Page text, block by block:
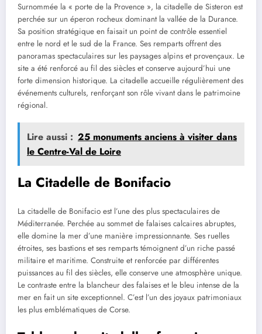
Surnommée la « porte de la Provence », la citadelle de Sisteron est
perchée sur un éperon rocheux dominant la vallée de la Durance.
Sa position stratégique en faisait un point de contrôle essentiel
entre le nord et le sud de la France. Ses remparts offrent des
panoramas spectaculaires sur les paysages alpins et provençaux. Le
site a été renforcé au fil des siècles et conserve aujourd’hui une
forte dimension historique. La citadelle accueille régulièrement des
événements culturels, renforçant son rôle vivant dans le patrimoine
régional.
Lire aussi : 25 monuments anciens à visiter dans
le Centre-Val de Loire
La Citadelle de Bonifacio
La citadelle de Bonifacio est l’une des plus spectaculaires de
Méditerranée. Perchée au sommet de falaises calcaires abruptes,
elle domine la mer d’une manière impressionnante. Ses ruelles
étroites, ses bastions et ses remparts témoignent d’un riche passé
militaire et maritime. Construite et renforcée par différentes
puissances au fil des siècles, elle conserve une atmosphère unique.
Le contraste entre la blancheur des falaises et le bleu intense de la
mer en fait un site exceptionnel. C’est l’un des joyaux patrimoniaux
les plus emblématiques de Corse.